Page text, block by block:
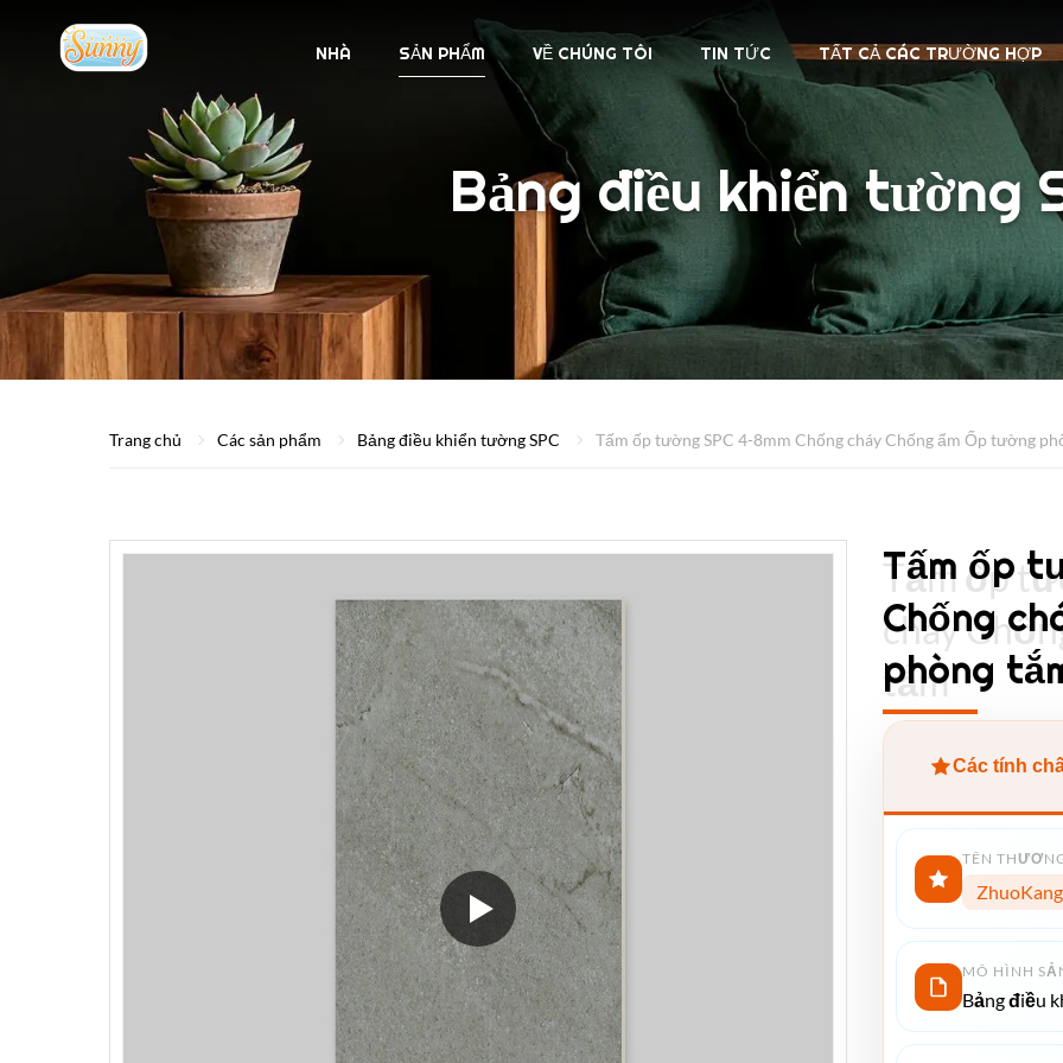
NHÀ SẢN PHẨM VỀ CHÚNG TÔI TIN TỨC TẤT CẢ CÁC TRƯỜNG HỢP
Bảng điều khiển tường
Trang chủ Các sản phẩm Bảng điều khiển tường SPC Tấm ốp tường SPC 4-8mm Chống cháy Chống ẩm Ốp tường
Tấm ốp
Chống
phòng
Tấm ốp
cháy
tắm
Các tính
TÊN
ZhuoKang
MÔ HÌNH
Bảng điều